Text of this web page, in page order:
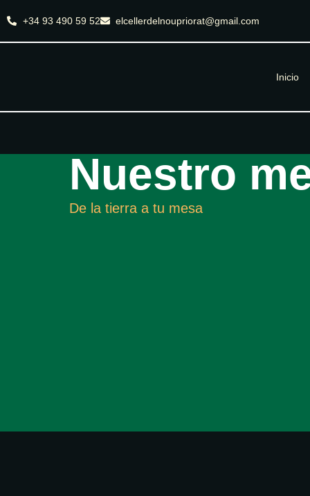
+34 93 490 59 52 elcellerdelnoupriorat@gmail.com
Inicio
Nuestro
De la tierra a tu mesa